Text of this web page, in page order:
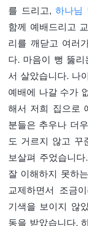
를 드리고,하나님
함께 예배드리고
리를 깨닫고 여러
다. 마음이 뻥 뚫
서 살았습니다. 나
예배에 나갈 수가
해서 저희 집으로
분들은 추우나 더
도 거르지 않고 꾸
보살펴 주었습니
잘 이해하지 못하
교제하면서 조금
기색을 보이지 않
동을 받았습니다.